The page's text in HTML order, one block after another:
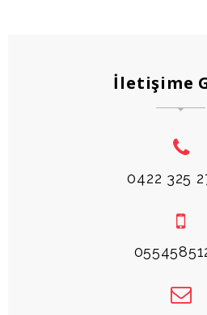
İletişime
0422 325